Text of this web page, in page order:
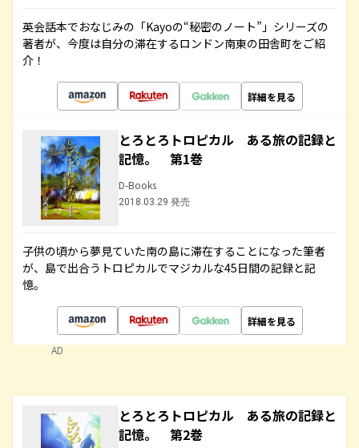
英会話本でおなじみの「Kayoの“秘密のノート”」シリーズの
著者が、今度は自分の滞在するロンドン南東の田舎町をご紹
介！
詳細を見る
とろとろトロピカル ある旅の記録と
記憶。 第1巻
D-Books
2018.03.29 発売
子供の頃から夢見ていた南の島に滞在することになった筆者
が、島で出合うトロピカルでマジカルな45日間の記録と記
憶。
詳細を見る
AD
とろとろトロピカル ある旅の記録と
記憶。 第2巻